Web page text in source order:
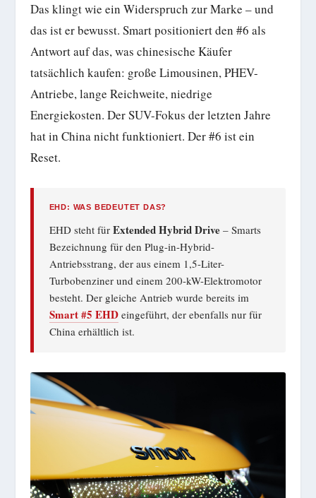
Das klingt wie ein Widerspruch zur Marke – und
das ist er bewusst. Smart positioniert den #6 als
Antwort auf das, was chinesische Käufer
tatsächlich kaufen: große Limousinen, PHEV-
Antriebe, lange Reichweite, niedrige
Energiekosten. Der SUV-Fokus der letzten Jahre
hat in China nicht funktioniert. Der #6 ist ein
Reset.
EHD: WAS BEDEUTET DAS?
EHD steht für Extended Hybrid Drive– Smarts
Bezeichnung für den Plug-in-Hybrid-
Antriebsstrang, der aus einem 1,5-Liter-
Turbobenziner und einem 200-kW-Elektromotor
besteht. Der gleiche Antrieb wurde bereits im
Smart #5 EHDeingeführt, der ebenfalls nur für
China erhältlich ist.